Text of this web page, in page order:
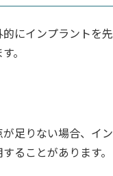
にインプラントを先
。
足りない場合、イン
ることがあります。